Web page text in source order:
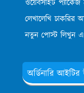
ওয়েবসাইট প্যাকেজ
লেখালেখি চাকরির
নতুন পোস্ট লিখুন
অর্ডিনারি আইটির